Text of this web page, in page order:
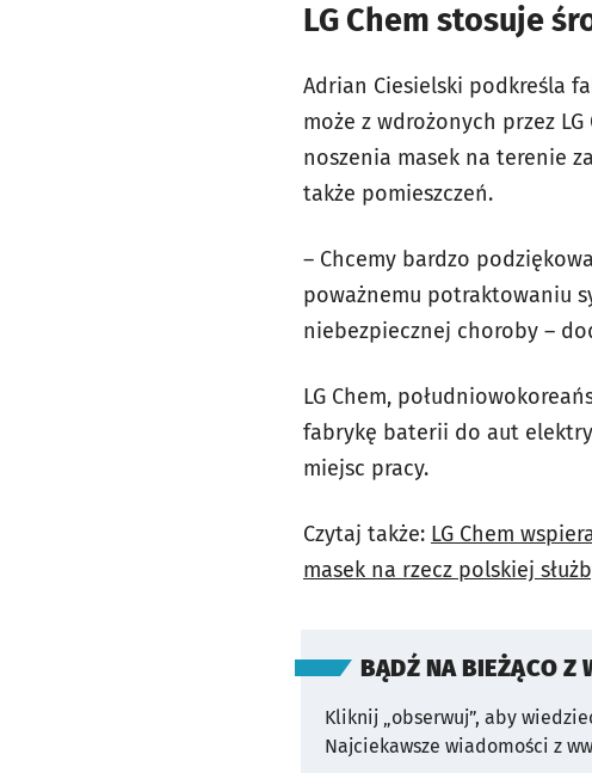
LG Chem stosuje
Adrian Ciesielski podkreśla
może z wdrożonych przez
noszenia masek na terenie
także pomieszczeń.
– Chcemy bardzo
poważnemu potraktowaniu
niebezpiecznej choroby –
LG Chem,
fabrykę baterii do aut
miejsc pracy.
Czytaj także: LG Chem
masek na rzecz polskiej
BĄDŹ NA BIEŻĄCO Z
Kliknij „obserwuj”, aby
Najciekawsze wiadomości z